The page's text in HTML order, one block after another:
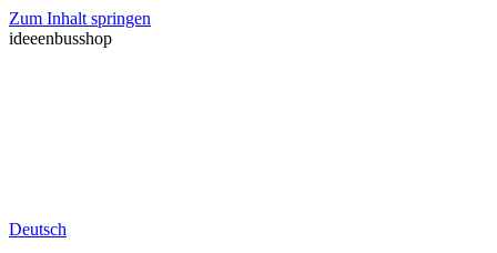
Zum Inhalt springen
ideeenbusshop
Deutsch